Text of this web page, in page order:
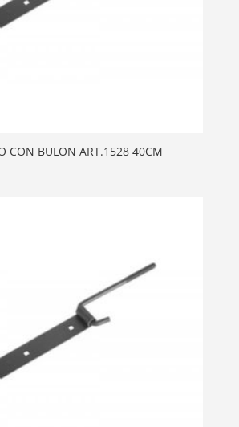
CON BULON ART.1528 40CM